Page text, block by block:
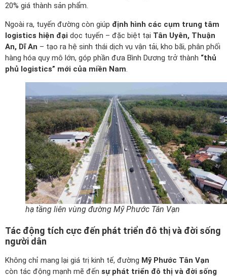
20% giá thành sản phẩm.
Ngoài ra, tuyến đường còn giúp định hình các cụm trung tâm
logistics hiện đại dọc tuyến – đặc biệt tại Tân Uyên, Thuận
An, Dĩ An – tạo ra hệ sinh thái dịch vụ vận tải, kho bãi, phân phối
hàng hóa quy mô lớn, góp phần đưa Bình Dương trở thành “thủ
phủ logistics” mới của miền Nam
hạ tầng liên vùng đường Mỹ Phước Tân Vạn
Tác động tích cực đến phát triển đô thị và đời sống
người dân
Không chỉ mang lại giá trị kinh tế, đường Mỹ Phước Tân Vạn
còn tác động mạnh mẽ đến sự phát triển đô thị và đời sống